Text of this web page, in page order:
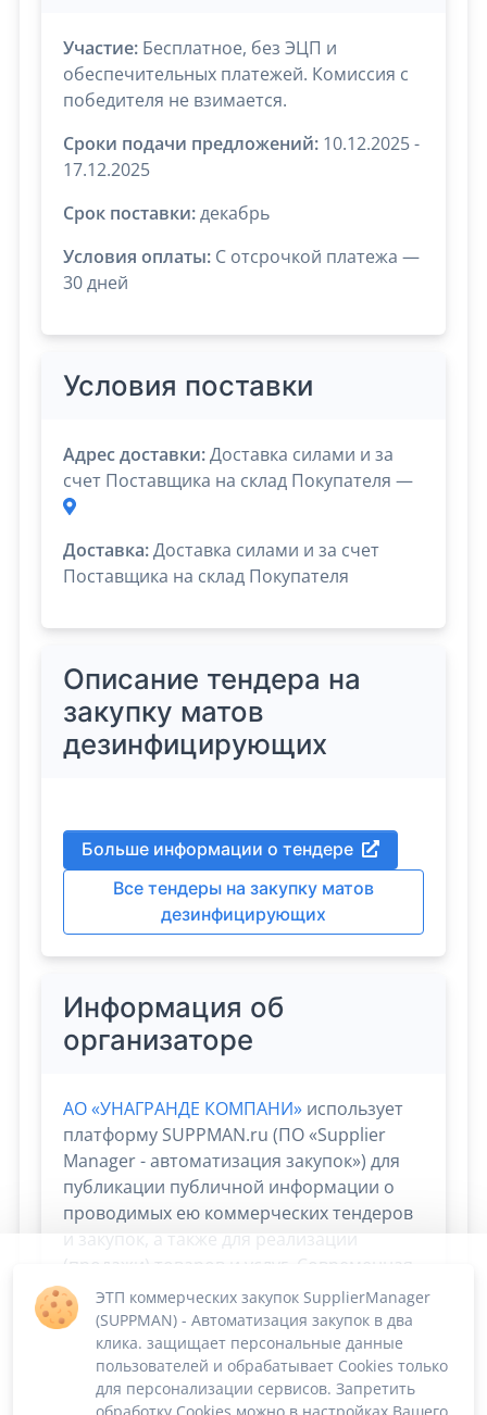
Участие: Бесплатное, без ЭЦП и
обеспечительных платежей. Комиссия с
победителя не взимается.
Сроки подачи предложений: 10.12.2025 -
17.12.2025
Срок поставки:декабрь
Условия оплаты: C отсрочкой платежа —
30 дней
Условия поставки
Адрес доставки:Доставка силами и за
счет Поставщика на склад Покупателя —
Доставка:Доставка силами и за счет
Поставщика на склад Покупателя
Описание тендера на
закупку матов
дезинфицирующих
Больше информации о тендере
Все тендеры на закупку матов
дезинфицирующих
Информация об
организаторе
АО «УНАГРАНДЕ КОМПАНИ» использует
платформу SUPPMAN.ru (ПО «Supplier
Manager - автоматизация закупок») для
публикации публичной информации о
проводимых ею коммерческих тендеров
и закупок, а также для реализации
(продажи) товаров и услуг. Современная
облачная платформа Supplier Manager
даетвозможностьсосредоточиться на
скорости и эффективности сбыта и
снабжения. Остальные процессы берёт
на себя!
ЭТП коммерческих закупок SupplierManager
(SUPPMAN) - Автоматизация закупок в два
клика. защищает персональные данные
пользователей и обрабатывает Cookies только
для персонализации сервисов. Запретить